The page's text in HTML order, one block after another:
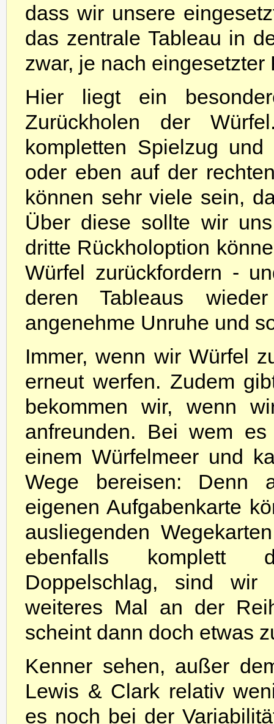
dass wir unsere
das zentrale Tableau in
zwar, je nach
Hier liegt ein
Zurückholen der
kompletten Spielzug
oder eben auf der
können sehr viele sein,
Über diese sollte wir
dritte Rückholoption
Würfel zurückfordern -
deren Tableaus
angenehme Unruhe und
Immer, wenn wir Würfel
erneut werfen. Zudem
bekommen wir, wenn
anfreunden. Bei wem
einem Würfelmeer und
Wege bereisen: Denn
eigenen Aufgabenkarte
ausliegenden
ebenfalls komplett
Doppelschlag, sind
weiteres Mal an der
scheint dann doch etwas
Kenner sehen, außer
Lewis & Clark relativ
es noch bei der